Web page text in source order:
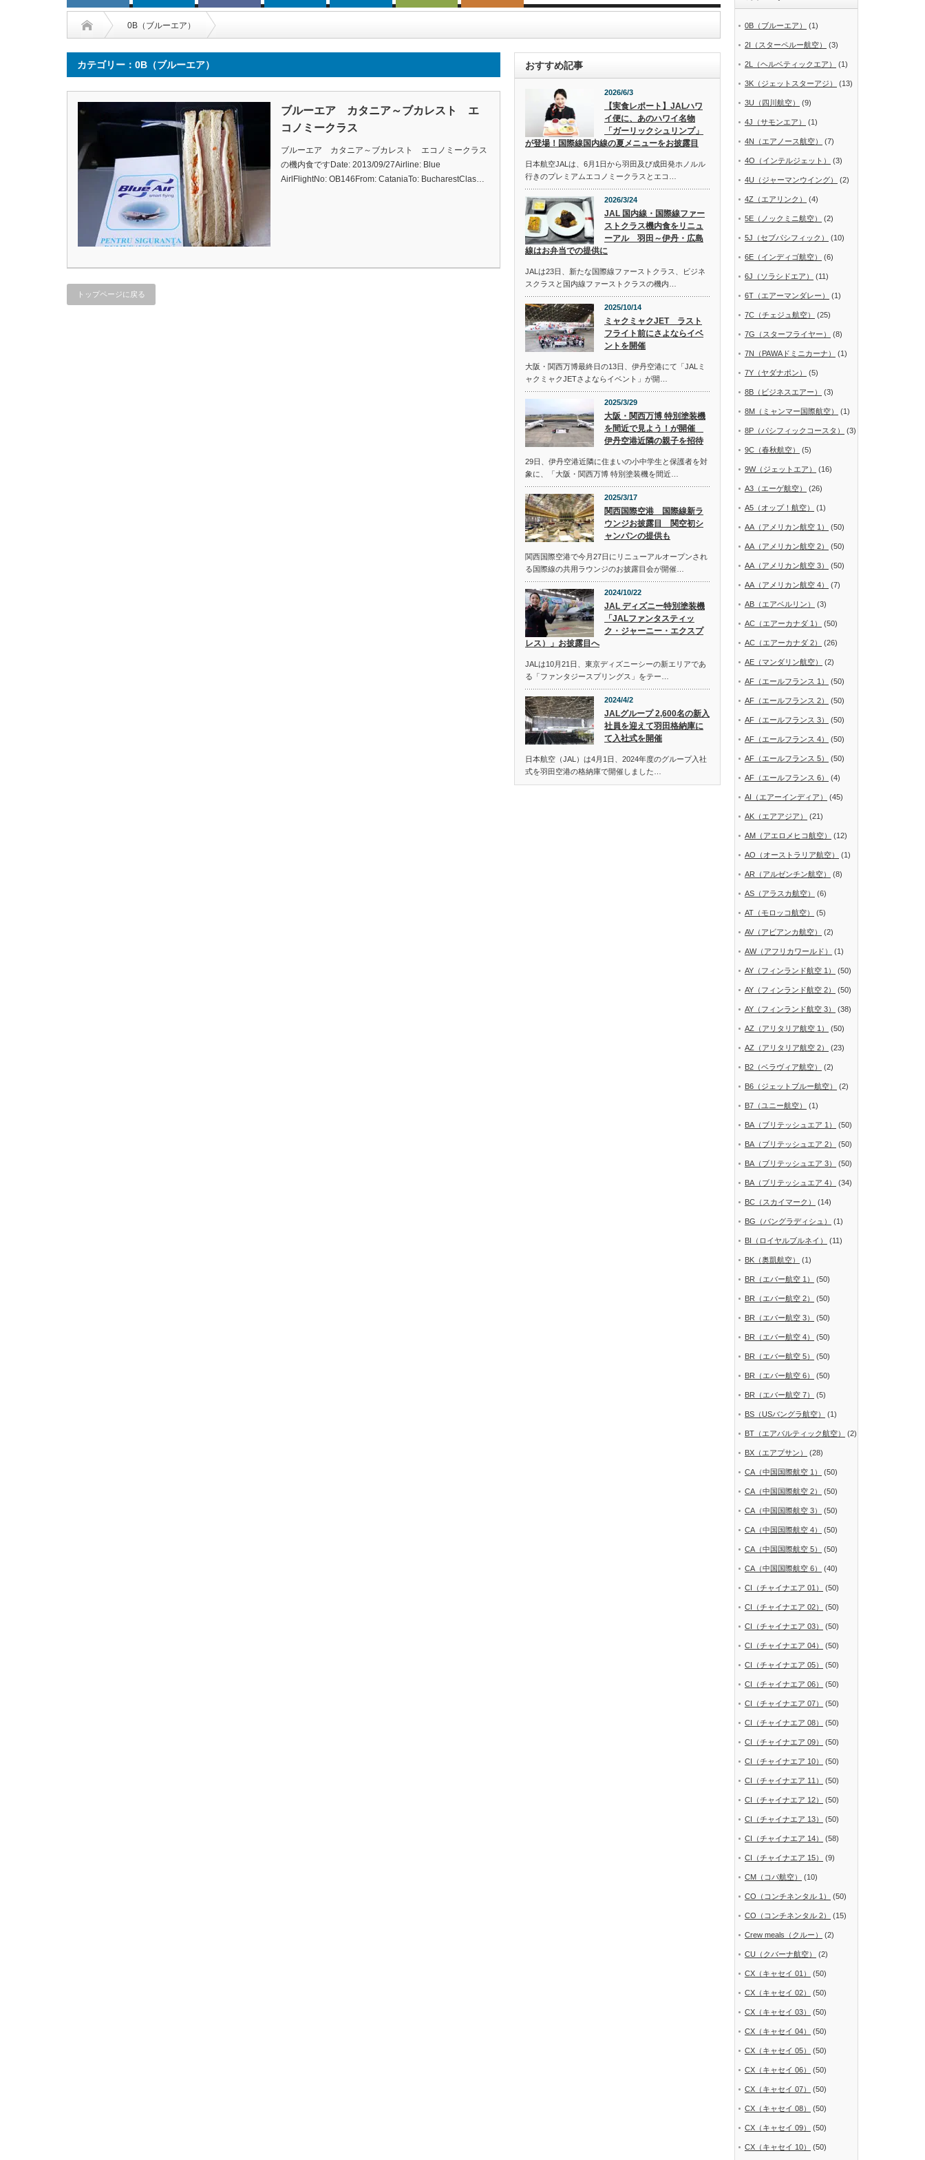
0B（ブルーエア）
カテゴリー：0B（ブルーエア）
ブルーエア カタニア～ブカレスト エ
コノミークラス
ブルーエア カタニア～ブカレスト エコノミークラス
の機内食ですDate: 2013/09/27Airline: Blue
AirlFlightNo: OB146From: CataniaTo: BucharestClas…
トップページに戻る
おすすめ記事
2026/6/3
【実食レポート】JALハワ
イ便に、あのハワイ名物
「ガーリックシュリンプ」
が登場！国際線国内線の夏メニューをお披露目
日本航空JALは、6月1日から羽田及び成田発ホノルル
行きのプレミアムエコノミークラスとエコ…
2026/3/24
JAL 国内線・国際線ファー
ストクラス機内食をリニュ
ーアル 羽田～伊丹・広島
線はお弁当での提供に
JALは23日、新たな国際線ファーストクラス、ビジネ
スクラスと国内線ファーストクラスの機内…
2025/10/14
ミャクミャクJET ラスト
フライト前にさよならイベ
ントを開催
大阪・関西万博最終日の13日、伊丹空港にて「JALミ
ャクミャクJETさよならイベント」が開…
2025/3/29
大阪・関西万博 特別塗装機
を間近で見よう！が開催
伊丹空港近隣の親子を招待
29日、伊丹空港近隣に住まいの小中学生と保護者を対
象に、「大阪・関西万博 特別塗装機を間近…
2025/3/17
関西国際空港 国際線新ラ
ウンジお披露目 関空初シ
ャンパンの提供も
関西国際空港で今月27日にリニューアルオープンされ
る国際線の共用ラウンジのお披露目会が開催…
2024/10/22
JAL ディズニー特別塗装機
「JALファンタスティッ
ク・ジャーニー・エクスプ
レス）」お披露目へ
JALは10月21日、東京ディズニーシーの新エリアであ
る「ファンタジースプリングス」をテー…
2024/4/2
JALグループ 2,600名の新入
社員を迎えて羽田格納庫に
て入社式を開催
日本航空（JAL）は4月1日、2024年度のグループ入社
式を羽田空港の格納庫で開催しました…
0B（ブルーエア） (1)
2I（スターペルー航空） (3)
2L（ヘルベティックエア） (1)
3K（ジェットスターアジ） (13)
3U（四川航空） (9)
4J（サモンエア） (1)
4N（エアノース航空） (7)
4O（インテルジェット） (3)
4U（ジャーマンウイング） (2)
4Z（エアリンク） (4)
5E（ノックミニ航空） (2)
5J（セブパシフィック） (10)
6E（インディゴ航空） (6)
6J（ソラシドエア） (11)
6T（エアーマンダレー） (1)
7C（チェジュ航空） (25)
7G（スターフライヤー） (8)
7N（PAWAドミニカーナ） (1)
7Y（ヤダナポン） (5)
8B（ビジネスエアー） (3)
8M（ミャンマー国際航空） (1)
8P（パシフィックコースタ） (3)
9C（春秋航空） (5)
9W（ジェットエア） (16)
A3（エーゲ航空） (26)
A5（オップ！航空） (1)
AA（アメリカン航空 1） (50)
AA（アメリカン航空 2） (50)
AA（アメリカン航空 3） (50)
AA（アメリカン航空 4） (7)
AB（エアベルリン） (3)
AC（エアーカナダ 1） (50)
AC（エアーカナダ 2） (26)
AE（マンダリン航空） (2)
AF（エールフランス 1） (50)
AF（エールフランス 2） (50)
AF（エールフランス 3） (50)
AF（エールフランス 4） (50)
AF（エールフランス 5） (50)
AF（エールフランス 6） (4)
AI（エアーインディア） (45)
AK（エアアジア） (21)
AM（アエロメヒコ航空） (12)
AO（オーストラリア航空） (1)
AR（アルゼンチン航空） (8)
AS（アラスカ航空） (6)
AT（モロッコ航空） (5)
AV（アビアンカ航空） (2)
AW（アフリカワールド） (1)
AY（フィンランド航空 1） (50)
AY（フィンランド航空 2） (50)
AY（フィンランド航空 3） (38)
AZ（アリタリア航空 1） (50)
AZ（アリタリア航空 2） (23)
B2（ベラヴィア航空） (2)
B6（ジェットブルー航空） (2)
B7（ユニー航空） (1)
BA（ブリテッシュエア 1） (50)
BA（ブリテッシュエア 2） (50)
BA（ブリテッシュエア 3） (50)
BA（ブリテッシュエア 4） (34)
BC（スカイマーク） (14)
BG（バングラディシュ） (1)
BI（ロイヤルブルネイ） (11)
BK（奥凱航空） (1)
BR（エバー航空 1） (50)
BR（エバー航空 2） (50)
BR（エバー航空 3） (50)
BR（エバー航空 4） (50)
BR（エバー航空 5） (50)
BR（エバー航空 6） (50)
BR（エバー航空 7） (5)
BS（USバングラ航空） (1)
BT（エアバルティック航空） (2)
BX（エアプサン） (28)
CA（中国国際航空 1） (50)
CA（中国国際航空 2） (50)
CA（中国国際航空 3） (50)
CA（中国国際航空 4） (50)
CA（中国国際航空 5） (50)
CA（中国国際航空 6） (40)
CI（チャイナエア 01） (50)
CI（チャイナエア 02） (50)
CI（チャイナエア 03） (50)
CI（チャイナエア 04） (50)
CI（チャイナエア 05） (50)
CI（チャイナエア 06） (50)
CI（チャイナエア 07） (50)
CI（チャイナエア 08） (50)
CI（チャイナエア 09） (50)
CI（チャイナエア 10） (50)
CI（チャイナエア 11） (50)
CI（チャイナエア 12） (50)
CI（チャイナエア 13） (50)
CI（チャイナエア 14） (58)
CI（チャイナエア 15） (9)
CM（コパ航空） (10)
CO（コンチネンタル 1） (50)
CO（コンチネンタル 2） (15)
Crew meals（クルー） (2)
CU（クバーナ航空） (2)
CX（キャセイ 01） (50)
CX（キャセイ 02） (50)
CX（キャセイ 03） (50)
CX（キャセイ 04） (50)
CX（キャセイ 05） (50)
CX（キャセイ 06） (50)
CX（キャセイ 07） (50)
CX（キャセイ 08） (50)
CX（キャセイ 09） (50)
CX（キャセイ 10） (50)